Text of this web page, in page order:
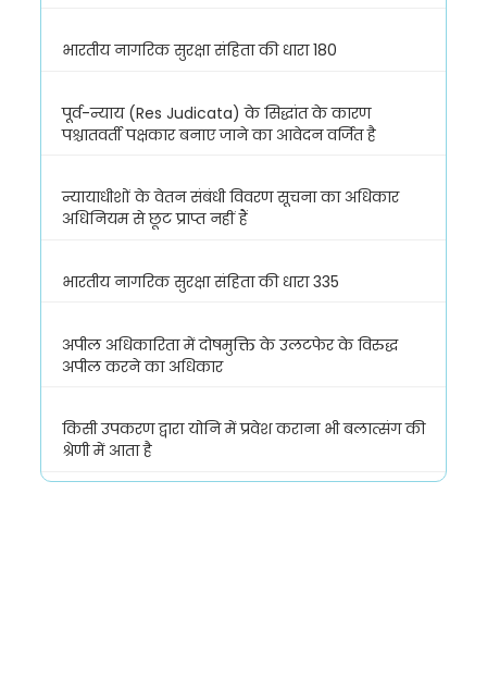
भारतीय नागरिक सुरक्षा संहिता की धारा 180
पूर्व-न्याय (Res Judicata) के सिद्धांत के कारण
पश्चातवर्ती पक्षकार बनाए जाने का आवेदन वर्जित है
न्यायाधीशों के वेतन संबंधी विवरण सूचना का अधिकार
अधिनियम से छूट प्राप्त नहीं हैं
भारतीय नागरिक सुरक्षा संहिता की धारा 335
अपील अधिकारिता में दोषमुक्ति के उलटफेर के विरुद्ध
अपील करने का अधिकार
किसी उपकरण द्वारा योनि में प्रवेश कराना भी बलात्संग की
श्रेणी में आता है